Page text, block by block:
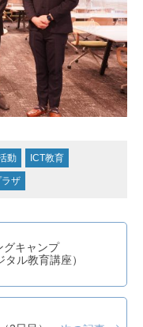
動 ICT教育
ザ
グキャンプ
タル教育講座）